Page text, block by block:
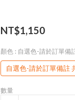
NT$1,150
顏色 : 自選色-請於訂單備
自選色-請於訂單備註
數量